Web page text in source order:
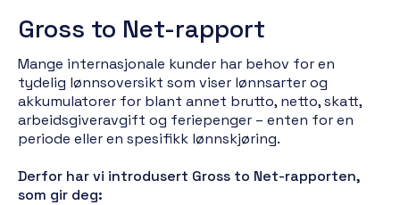
Gross to Net-rapport
Mange internasjonale kunder har behov for en
tydelig lønnsoversikt som viser lønnsarter og
akkumulatorer for blant annet brutto, netto, skatt,
arbeidsgiveravgift og feriepenger – enten for en
periode eller en spesifikk lønnskjøring.
Derfor har vi introdusert Gross to Net-rapporten,
som gir deg: